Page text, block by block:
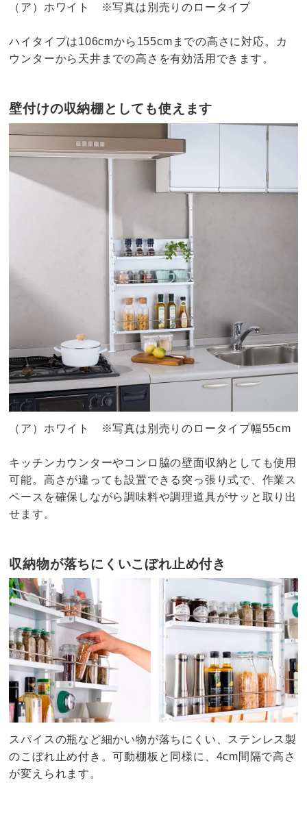
（ア）ホワイト ※写真は別売りのロータイプ
ハイタイプは106cmから155cmまでの高さに対応。カ
ウンターから天井までの高さを有効活用できます。
壁付けの収納棚としても使えます
（ア）ホワイト ※写真は別売りのロータイプ幅55cm
キッチンカウンターやコンロ脇の壁面収納としても使用
可能。高さが違っても設置できる突っ張り式で、作業ス
ペースを確保しながら調味料や調理道具がサッと取り出
せます。
収納物が落ちにくいこぼれ止め付き
スパイスの瓶など細かい物が落ちにくい、ステンレス製
のこぼれ止め付き。可動棚板と同様に、4cm間隔で高さ
が変えられます。